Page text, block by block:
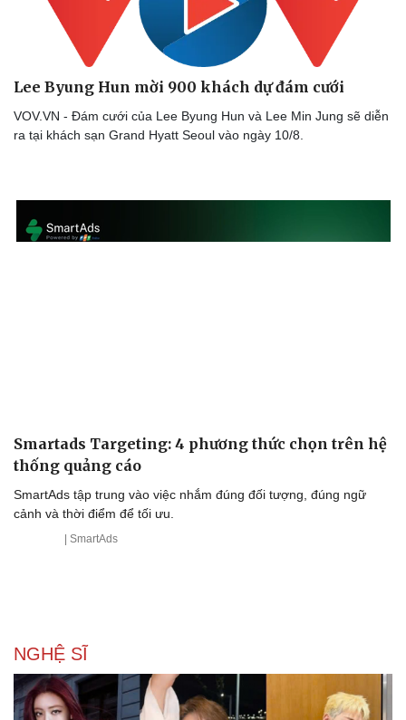
Tư vấn
Săn Tour
Câu chuyện thời sự
Đọc truyện đêm khuya
Lee Byung Hun mời 900 khách dự đám cưới
VOV.VN - Đám cưới của Lee Byung Hun và Lee Min Jung sẽ diễn
ra tại khách sạn Grand Hyatt Seoul vào ngày 10/8.
Smartads Targeting: 4 phương thức chọn trên hệ
thống quảng cáo
SmartAds tập trung vào việc nhắm đúng đối tượng, đúng ngữ
cảnh và thời điểm để tối ưu.
| SmartAds
NGHỆ SĨ